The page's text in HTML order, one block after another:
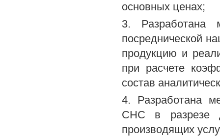
основных ценах;
3. Разработана
посреднической
продукцию и
при расчете
состав
4. Разработана
СНС в разрезе
производящих